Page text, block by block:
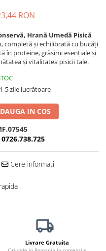
RON
Hrană Umedă Pisică
completă și echilibrată cu bucăți
în proteine, grăsimi esențiale și
și vitalitatea pisicii tale.
1-5 zile lucrătoare
IN COS
0726.738.725
Cere informatii
Livrare Gratuita